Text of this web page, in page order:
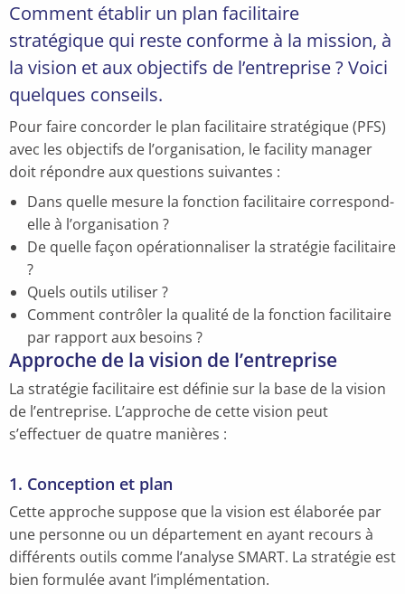
Comment établir un plan facilitaire
stratégique qui reste conforme à la mission, à
la vision et aux objectifs de l’entreprise ? Voici
quelques conseils.
Pour faire concorder le plan facilitaire stratégique (PFS)
avec les objectifs de l’organisation, le facility manager
doit répondre aux questions suivantes :
Dans quelle mesure la fonction facilitaire correspond-
elle à l’organisation ?
De quelle façon opérationnaliser la stratégie facilitaire
?
Quels outils utiliser ?
Comment contrôler la qualité de la fonction facilitaire
par rapport aux besoins ?
Approche de la vision de l’entreprise
La stratégie facilitaire est définie sur la base de la vision
de l’entreprise. L’approche de cette vision peut
s’effectuer de quatre manières :
1. Conception et plan
Cette approche suppose que la vision est élaborée par
une personne ou un département en ayant recours à
différents outils comme l’analyse SMART. La stratégie est
bien formulée avant l’implémentation.